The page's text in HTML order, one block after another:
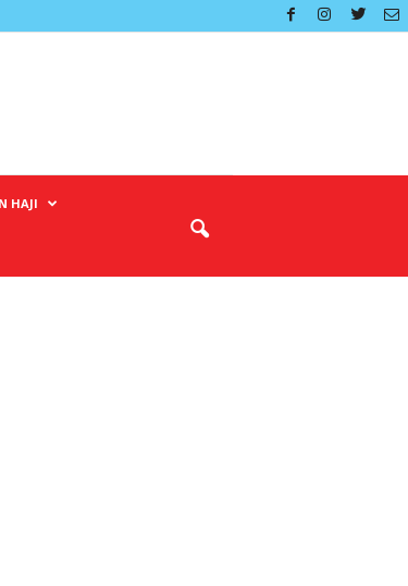
HAJI